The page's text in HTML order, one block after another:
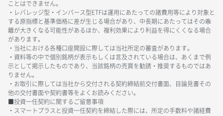
ことはできません。
・レバレッジ型・インバース型ETFは運用にあたっての諸費用等により対象と
する原指標と基準価格に差が生じる場合があり、中長期にあたってはその乖
離が大きくなる可能性があるほか、複利効果により利益を得にくくなる場合
があります。
・当社における各種口座開設に際しては当社所定の審査があります。
・資料等の中で個別銘柄が表示もしくは言及されている場合は、あくまで例
示として掲示したものであり、当該銘柄の売買を勧誘・推奨するものではあ
りません。
・お取引に際しては当社から交付される契約締結前交付書面、目論見書その
他の交付書面や契約書等をよくお読みください。
■投資一任契約に関するご留意事項
・スマートプラスと投資一任契約を締結した際には、所定の手数料や諸経費